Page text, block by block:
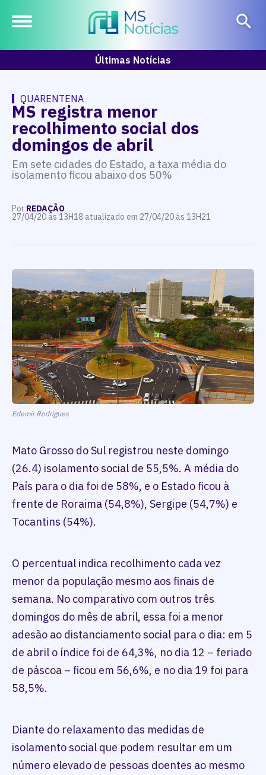
Últimas Notícias
QUARENTENA
MS registra menor
recolhimento social dos
domingos de abril
Em sete cidades do Estado, a taxa média do
isolamento ficou abaixo dos 50%
Por REDAÇÃO
27/04/20 às 13H18 atualizado em 27/04/20 às 13H21
Edemir Rodrigues
Mato Grosso do Sul registrou neste domingo
(26.4) isolamento social de 55,5%. A média do
País para o dia foi de 58%, e o Estado ficou à
frente de Roraima (54,8%), Sergipe (54,7%) e
Tocantins (54%).
O percentual indica recolhimento cada vez
menor da população mesmo aos finais de
semana. No comparativo com outros três
domingos do mês de abril, essa foi a menor
adesão ao distanciamento social para o dia: em 5
de abril o índice foi de 64,3%, no dia 12 – feriado
de páscoa – ficou em 56,6%, e no dia 19 foi para
58,5%.
Diante do relaxamento das medidas de
isolamento social que podem resultar em um
número elevado de pessoas doentes ao mesmo